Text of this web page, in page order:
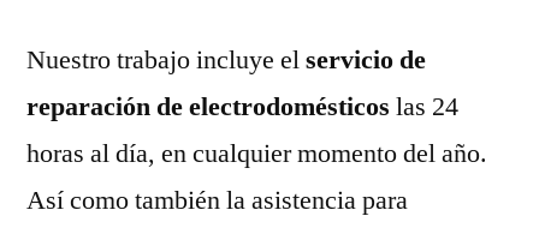
Nuestro trabajo incluye elservicio de
reparación de electrodomésticos las 24
horas al día, en cualquier momento del año.
Así como también la asistencia para